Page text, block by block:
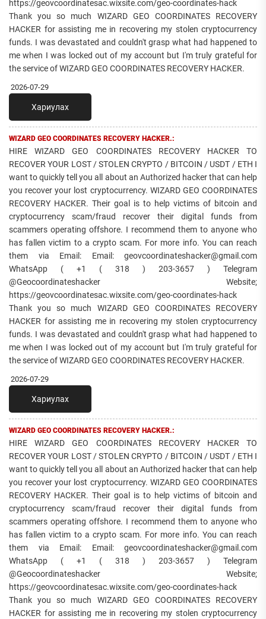
https://geovcoordinatesac.wixsite.com/geo-coordinates-hack
Thank you so much WIZARD GEO COORDINATES RECOVERY
HACKER for assisting me in recovering my stolen cryptocurrency
funds. I was devastated and couldn't grasp what had happened to
me when I was locked out of my account but I'm truly grateful for
the service of WIZARD GEO COORDINATES RECOVERY HACKER.
2026-07-29
Хариулах
WIZARD GEO COORDINATES RECOVERY HACKER.:
HIRE WIZARD GEO COORDINATES RECOVERY HACKER TO
RECOVER YOUR LOST / STOLEN CRYPTO / BITCOIN / USDT / ETH I
want to quickly tell you all about an Authorized hacker that can help
you recover your lost cryptocurrency. WIZARD GEO COORDINATES
RECOVERY HACKER. Their goal is to help victims of bitcoin and
cryptocurrency scam/fraud recover their digital funds from
scammers operating offshore. I recommend them to anyone who
has fallen victim to a crypto scam. For more info. You can reach
them via Email: Email: geovcoordinateshacker@gmail.com
WhatsApp ( +1 ( 318 ) 203-3657 ) Telegram
@Geocoordinateshacker Website;
https://geovcoordinatesac.wixsite.com/geo-coordinates-hack
Thank you so much WIZARD GEO COORDINATES RECOVERY
HACKER for assisting me in recovering my stolen cryptocurrency
funds. I was devastated and couldn't grasp what had happened to
me when I was locked out of my account but I'm truly grateful for
the service of WIZARD GEO COORDINATES RECOVERY HACKER.
2026-07-29
Хариулах
WIZARD GEO COORDINATES RECOVERY HACKER.:
HIRE WIZARD GEO COORDINATES RECOVERY HACKER TO
RECOVER YOUR LOST / STOLEN CRYPTO / BITCOIN / USDT / ETH I
want to quickly tell you all about an Authorized hacker that can help
you recover your lost cryptocurrency. WIZARD GEO COORDINATES
RECOVERY HACKER. Their goal is to help victims of bitcoin and
cryptocurrency scam/fraud recover their digital funds from
scammers operating offshore. I recommend them to anyone who
has fallen victim to a crypto scam. For more info. You can reach
them via Email: Email: geovcoordinateshacker@gmail.com
WhatsApp ( +1 ( 318 ) 203-3657 ) Telegram
@Geocoordinateshacker Website;
https://geovcoordinatesac.wixsite.com/geo-coordinates-hack
Thank you so much WIZARD GEO COORDINATES RECOVERY
HACKER for assisting me in recovering my stolen cryptocurrency